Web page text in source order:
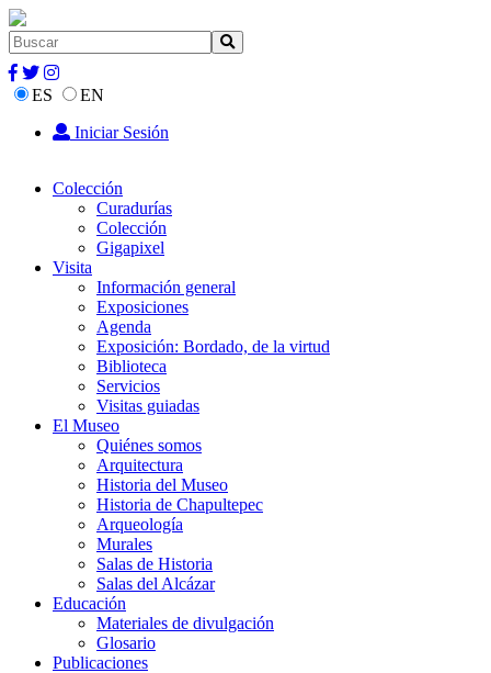
ES
EN
Iniciar Sesión
Colección
Curadurías
Colección
Gigapixel
Visita
Información general
Exposiciones
Agenda
Exposición: Bordado, de la virtud
Biblioteca
Servicios
Visitas guiadas
El Museo
Quiénes somos
Arquitectura
Historia del Museo
Historia de Chapultepec
Arqueología
Murales
Salas de Historia
Salas del Alcázar
Educación
Materiales de divulgación
Glosario
Publicaciones